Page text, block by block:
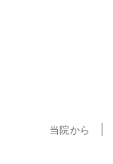
当院から